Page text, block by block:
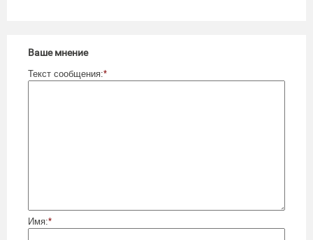
Ваше мнение
Текст сообщения:*
Имя:*